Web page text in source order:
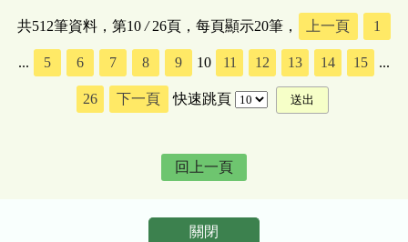
共512筆資料，第10/26頁，每頁顯示20筆， 上一頁 1
... 5 6 7 8 9 10 11 12 13 14 15 ...
26 下一頁 快速跳頁
回上一頁
關閉